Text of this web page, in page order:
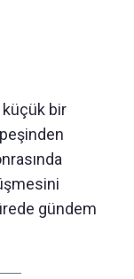
küçük bir
gündem